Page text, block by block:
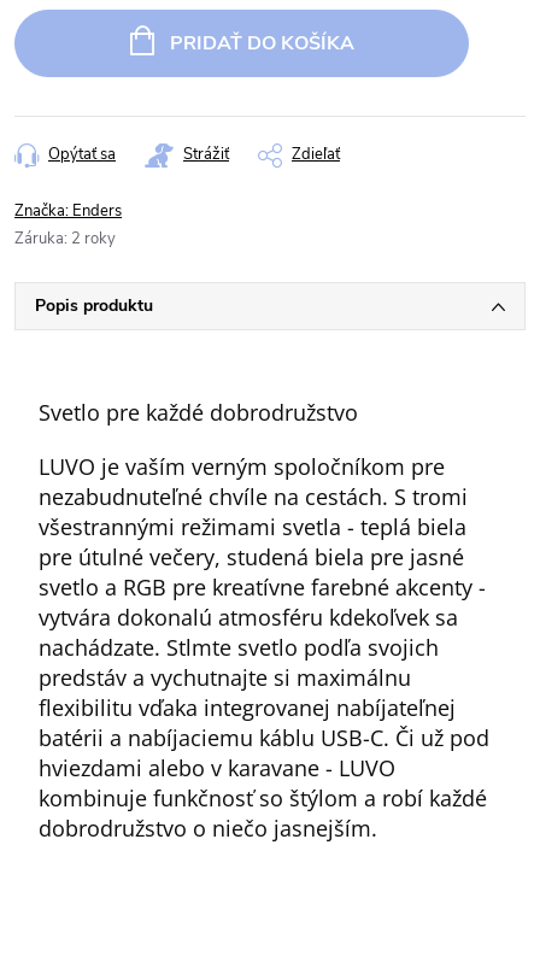
cena:
PRIDAŤ DO KOŠÍKA
Opýtať sa Strážiť Zdieľať
Značka: Enders
Záruka: 2 roky
Popis produktu
Svetlo pre každé dobrodružstvo
LUVO je vaším verným spoločníkom pre
nezabudnuteľné chvíle na cestách. S tromi
všestrannými režimami svetla - teplá biela
pre útulné večery, studená biela pre jasné
svetlo a RGB pre kreatívne farebné akcenty -
vytvára dokonalú atmosféru kdekoľvek sa
nachádzate. Stlmte svetlo podľa svojich
predstáv a vychutnajte si maximálnu
flexibilitu vďaka integrovanej nabíjateľnej
batérii a nabíjaciemu káblu USB-C. Či už pod
hviezdami alebo v karavane - LUVO
kombinuje funkčnosť so štýlom a robí každé
dobrodružstvo o niečo jasnejším.